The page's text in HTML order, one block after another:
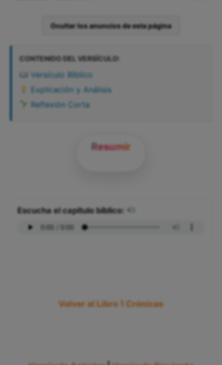
Ocultar los anuncios de esta página
CONTENIDO DEL VERSÍCULO:
Versículo Bíblico
Explicación y Análisis
Reflexión Corta
Resumir
Escucha el capítulo bíblico:
Volver al Libro 1 Crónicas